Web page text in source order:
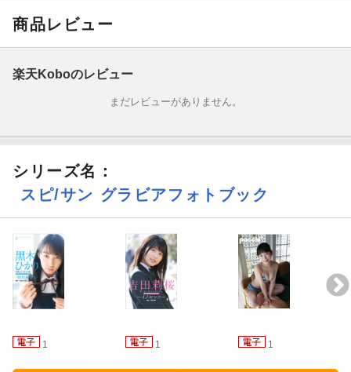
商品レビュー
楽天Koboのレビュー
まだレビューがありません。
シリーズ名：
スピ/サン グラビアフォトブック
1 1 1